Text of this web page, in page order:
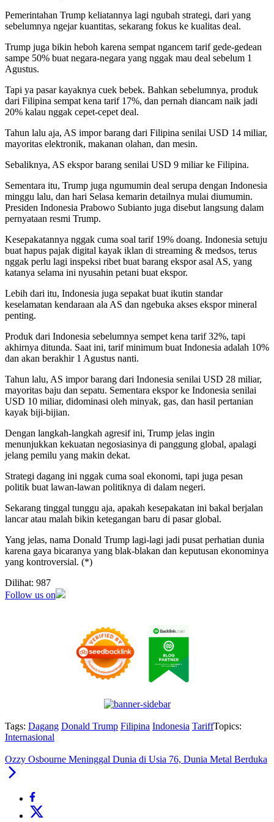
Pemerintahan Trump keliatannya lagi ngubah strategi, dari yang
sebelumnya ngejar kuantitas, sekarang fokus ke kualitas deal.
Trump juga bikin heboh karena sempat ngancem tarif gede-gedean
sampe 50% buat negara-negara yang nggak mau deal sebelum 1
Agustus.
Tapi ya pasar kayaknya cuek bebek. Bahkan sebelumnya, produk
dari Filipina sempat kena tarif 17%, dan pernah diancam naik jadi
20% kalau nggak cepet-cepet deal.
Tahun lalu aja, AS impor barang dari Filipina senilai USD 14 miliar,
mayoritas elektronik, makanan olahan, dan mesin.
Sebaliknya, AS ekspor barang senilai USD 9 miliar ke Filipina.
Sementara itu, Trump juga ngumumin deal serupa dengan Indonesia
minggu lalu, dan hari Selasa kemarin detailnya mulai diumumin.
Presiden Indonesia Prabowo Subianto juga disebut langsung dalam
pernyataan resmi Trump.
Kesepakatannya nggak cuma soal tarif 19% doang. Indonesia setuju
buat hapus pajak digital kayak iklan di streaming & medsos, terus
nggak perlu lagi inspeksi ribet buat barang ekspor asal AS, yang
katanya selama ini nyusahin petani buat ekspor.
Lebih dari itu, Indonesia juga sepakat buat ikutin standar
keselamatan kendaraan ala AS dan ngebuka akses ekspor mineral
penting.
Produk dari Indonesia sebelumnya sempet kena tarif 32%, tapi
akhirnya ditunda. Saat ini, tarif minimum buat Indonesia adalah 10%
dan akan berakhir 1 Agustus nanti.
Tahun lalu, AS impor barang dari Indonesia senilai USD 28 miliar,
mayoritas baju dan sepatu. Sementara ekspor ke Indonesia senilai
USD 10 miliar, didominasi oleh minyak, gas, dan hasil pertanian
kayak biji-bijian.
Dengan langkah-langkah agresif ini, Trump jelas ingin
menunjukkan kekuatan negosiasinya di panggung global, apalagi
jelang pemilu yang makin dekat.
Strategi dagang ini nggak cuma soal ekonomi, tapi juga pesan
politik buat lawan-lawan politiknya di dalam negeri.
Sekarang tinggal tunggu aja, apakah kesepakatan ini bakal berjalan
lancar atau malah bikin ketegangan baru di pasar global.
Yang jelas, nama Donald Trump lagi-lagi jadi pusat perhatian dunia
karena gaya bicaranya yang blak-blakan dan keputusan ekonominya
yang kontroversial. (*)
Dilihat: 987
Follow us on
Tags: Dagang Donald Trump Filipina Indonesia TariffTopics:
Internasional
Ozzy Osbourne Meninggal Dunia di Usia 76, Dunia Metal Berduka